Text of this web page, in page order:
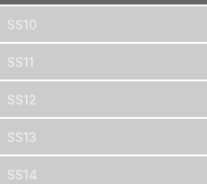
SS10
SS11
SS12
SS13
SS14